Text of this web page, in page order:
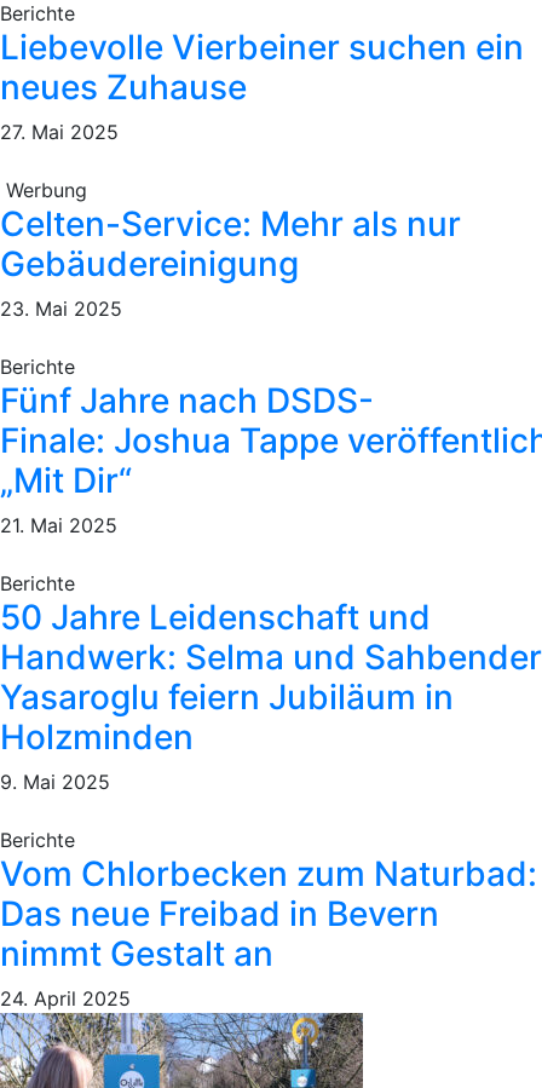
Berichte
Liebevolle Vierbeiner suchen ein
neues Zuhause
27. Mai 2025
Werbung
Celten-Service: Mehr als nur
Gebäudereinigung
23. Mai 2025
Berichte
Fünf Jahre nach DSDS-
Finale: Joshua Tappe
„Mit Dir“
21. Mai 2025
Berichte
50 Jahre Leidenschaft und
Handwerk: Selma und Sahbender
Yasaroglu feiern Jubiläum in
Holzminden
9. Mai 2025
Berichte
Vom Chlorbecken zum Naturbad:
Das neue Freibad in Bevern
nimmt Gestalt an
24. April 2025